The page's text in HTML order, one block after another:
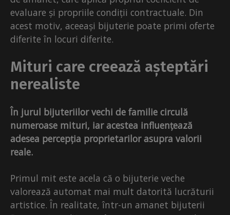
evaluare și propriile condiții contractuale. Din
acest motiv, aceeași bijuterie poate primi oferte
diferite în locuri diferite.
Mituri care creează așteptări
nerealiste
În jurul bijuteriilor vechi de familie circulă
numeroase mituri, iar acestea influențează
adesea percepția proprietarilor asupra valorii
reale.
Primul mit este acela că o bijuterie veche
valorează automat mai mult datorită lucrăturii
artistice. În realitate, într-un amanet bijuterii